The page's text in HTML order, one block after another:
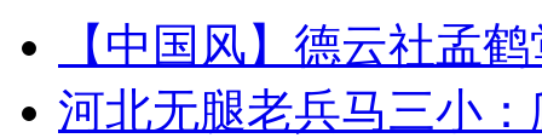
【中国风】德云社孟
河北无腿老兵马三小